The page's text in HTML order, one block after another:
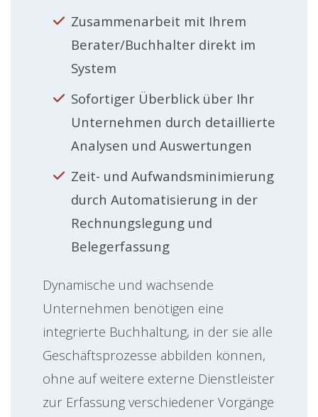
Zusammenarbeit mit Ihrem
Berater/Buchhalter direkt im
System
Sofortiger Überblick über Ihr
Unternehmen durch detaillierte
Analysen und Auswertungen
Zeit- und Aufwandsminimierung
durch Automatisierung in der
Rechnungslegung und
Belegerfassung
Dynamische und wachsende
Unternehmen benötigen eine
integrierte Buchhaltung, in der sie alle
Geschäftsprozesse abbilden können,
ohne auf weitere externe Dienstleister
zur Erfassung verschiedener Vorgänge